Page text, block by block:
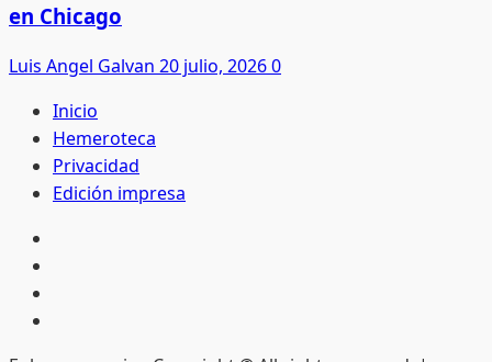
en Chicago
Luis Angel Galvan 20 julio, 20260
Inicio
Hemeroteca
Privacidad
Edición impresa